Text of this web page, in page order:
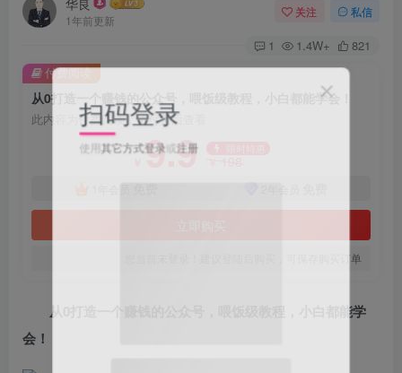
1年前更新
关注 私信
1 1.4W+ 821
从0打造一个赚钱的公众号，喂饭级教程，小白都能学会！
此内容为付费阅读，请付费后查看
9.9
免费
您当前未登录！建议登陆后购买，可保存购买订单
付费阅读
从0打造一个赚钱的公众号，喂饭级教程，小白都能学
会！
扫码登录
使用其它方式登录或注册